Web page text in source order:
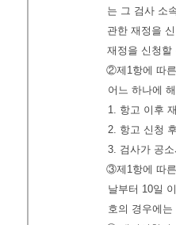
는 그 검사 소
관한 재정을
재정을 신청
②제1항에 따
어느 하나에
1. 항고 이후
2. 항고 신청
3. 검사가 공
③제1항에 따
날부터 10일
호의 경우에